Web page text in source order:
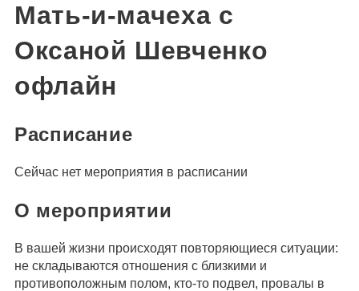
Мать-и-мачеха с
Оксаной Шевченко
офлайн
Расписание
Сейчас нет мероприятия в расписании
О мероприятии
В вашей жизни происходят повторяющиеся ситуации:
не складываются отношения с близкими и
противоположным полом, кто-то подвел, провалы в